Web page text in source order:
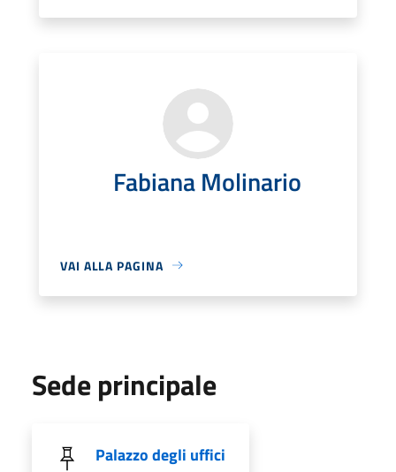
Fabiana Molinario
VAI ALLA PAGINA
Sede principale
Palazzo degli uffici